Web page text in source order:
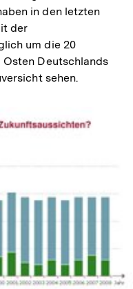
in den letzten
der
um die 20
Deutschlands
sehen.